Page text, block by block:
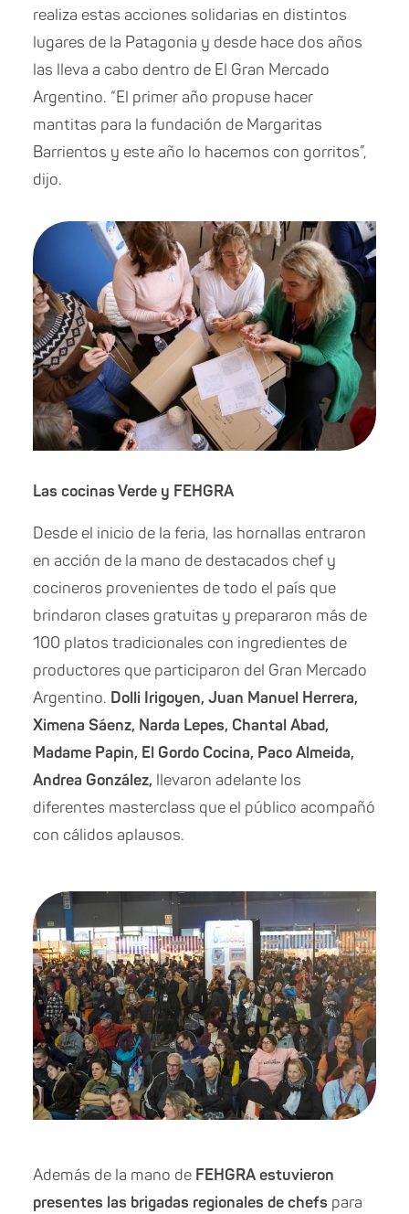
realiza estas acciones solidarias en distintos
lugares de la Patagonia y desde hace dos años
las lleva a cabo dentro de El Gran Mercado
Argentino. “El primer año propuse hacer
mantitas para la fundación de Margaritas
Barrientos y este año lo hacemos con gorritos”,
dijo.
Las cocinas Verde y FEHGRA
Desde el inicio de la feria, las hornallas entraron
en acción de la mano de destacados chef y
cocineros provenientes de todo el país que
brindaron clases gratuitas y prepararon más de
100 platos tradicionales con ingredientes de
productores que participaron del Gran Mercado
Argentino. Dolli Irigoyen, Juan Manuel Herrera,
Ximena Sáenz, Narda Lepes, Chantal Abad,
Madame Papin, El Gordo Cocina, Paco Almeida,
Andrea González, llevaron adelante los
diferentes masterclass que el público acompañó
con cálidos aplausos.
Además de la mano de FEHGRA estuvieron
presentes las brigadas regionales de chefs para